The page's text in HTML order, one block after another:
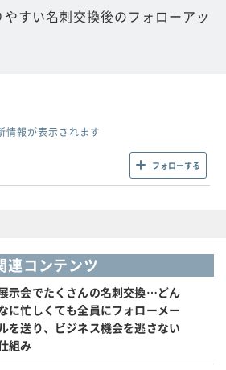
すい名刺交換後のフォローアッ
情報が表示されます
フォローする
連コンテンツ
示会でたくさんの名刺交換…どん
に忙しくても全員にフォローメー
ルを送り、ビジネス機会を逃さない
組み